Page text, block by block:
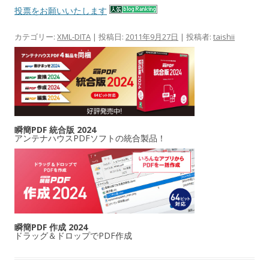
投票をお願いいたします
カテゴリー: XML-DITA | 投稿日: 2011年9月27日 | 投稿者: taishii
瞬簡PDF 統合版 2024
アンテナハウスPDFソフトの統合製品！
瞬簡PDF 作成 2024
ドラッグ＆ドロップでPDF作成